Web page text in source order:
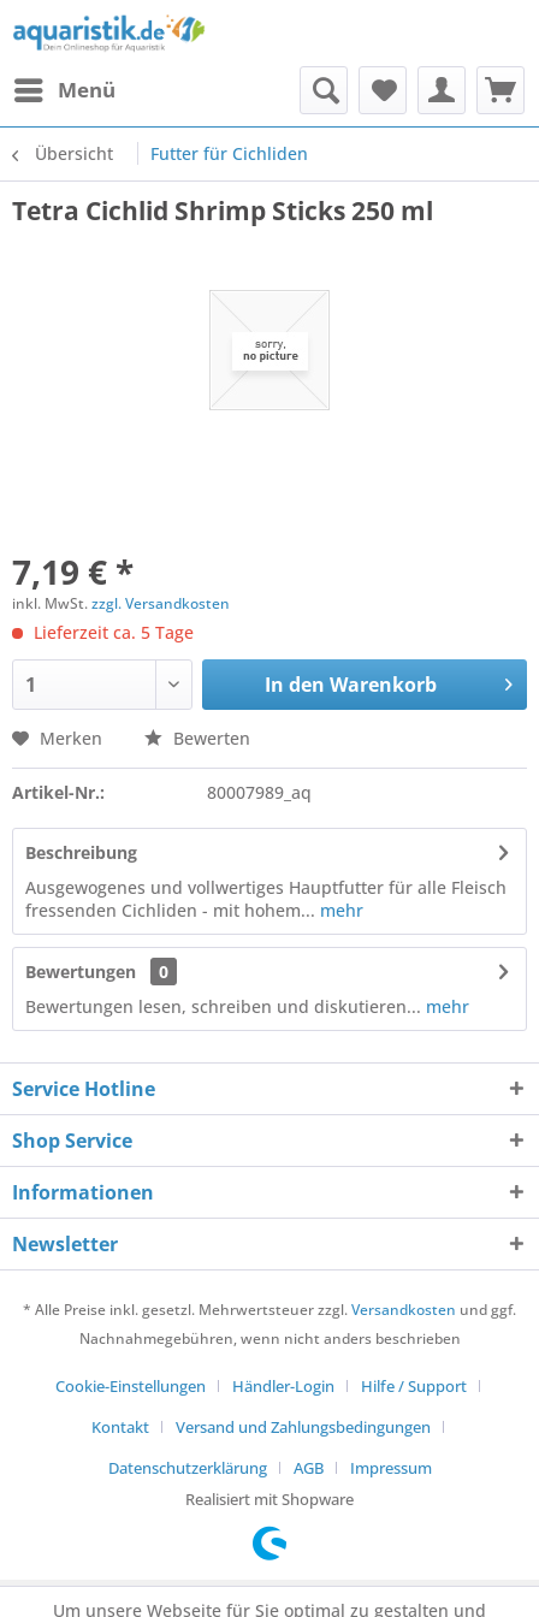
Menü
Übersicht Futter für Cichliden
Tetra Cichlid Shrimp Sticks 250 ml
7,19 € *
inkl. MwSt.zzgl. Versandkosten
Lieferzeit ca. 5 Tage
In den Warenkorb
Merken Bewerten
Artikel-Nr.: 80007989_aq
Beschreibung
Ausgewogenes und vollwertiges Hauptfutter für alle Fleisch
fressenden Cichliden - mit hohem... mehr
Bewertungen
0
Bewertungen lesen, schreiben und diskutieren... mehr
Service Hotline
Shop Service
Informationen
Newsletter
* Alle Preise inkl. gesetzl. Mehrwertsteuer zzgl.Versandkosten und ggf.
Nachnahmegebühren, wenn nicht anders beschrieben
Cookie-Einstellungen Händler-Login
Hilfe / Support
Kontakt
Versand und Zahlungsbedingungen
Datenschutzerklärung
AGB
Impressum
Realisiert mit Shopware
Um unsere Webseite für Sie optimal zu gestalten und